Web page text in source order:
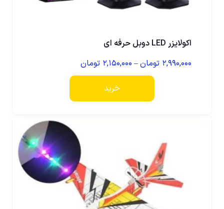
اکولایزر LED دوبل حرفه ای
۲,۹۹۰,۰۰۰ تومان– ۲,۱۵۰,۰۰۰ تومان
خرید